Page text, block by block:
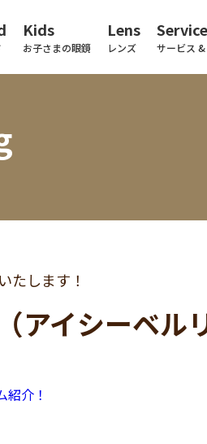
Kids
お子さまの眼鏡
Lens
レンズ
Service
サービス &
たします！
アイシーベル
介！